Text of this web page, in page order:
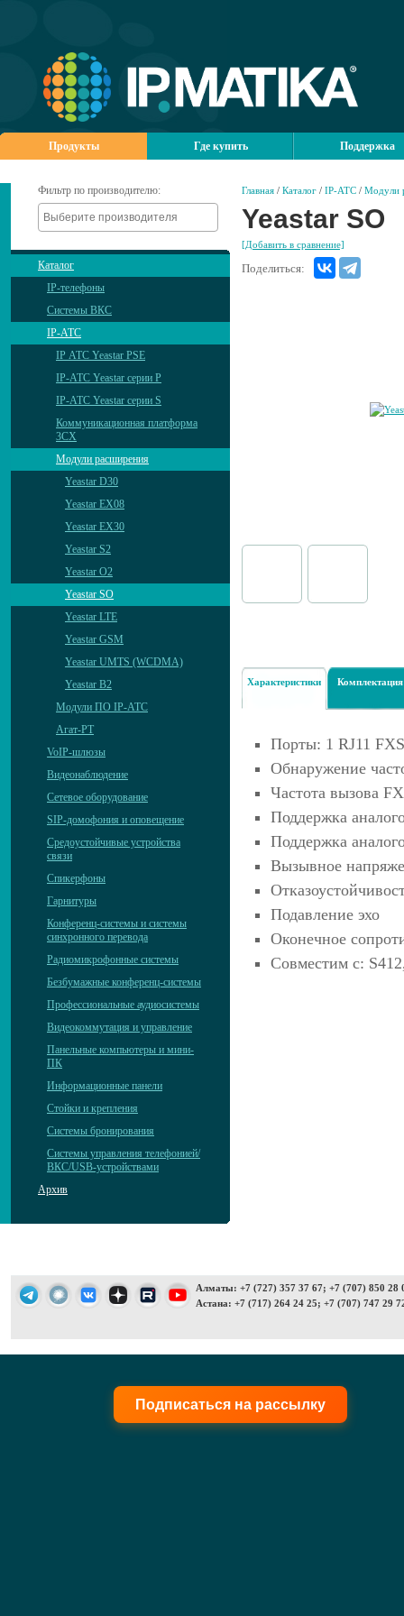
Продукты Где купить Поддержка
Фильтр по производителю:
Каталог
IP-телефоны
Системы ВКС
IP-АТС
IP АТС Yeastar PSE
IP-АТС Yeastar серии P
IP-АТС Yeastar серии S
Коммуникационная платформа
3CX
Модули расширения
Yeastar D30
Yeastar EX08
Yeastar EX30
Yeastar S2
Yeastar O2
Yeastar SO
Yeastar LTE
Yeastar GSM
Yeastar UMTS (WCDMA)
Yeastar B2
Модули ПО IP-АТС
Агат-РТ
VoIP-шлюзы
Видеонаблюдение
Сетевое оборудование
SIP-домофония и оповещение
Средоустойчивые устройства
связи
Спикерфоны
Гарнитуры
Конференц-системы и системы
синхронного перевода
Радиомикрофонные системы
Безбумажные конференц-системы
Профессиональные аудиосистемы
Видеокоммутация и управление
Панельные компьютеры и мини-
ПК
Информационные панели
Стойки и крепления
Системы бронирования
Системы управления телефонией/
ВКС/USB-устройствами
Архив
Главная / Каталог / IP-АТС / Модули
Yeastar SO
[Добавить в сравнение]
Поделиться:
Характеристики Комплектация
Порты: 1 RJ11
Обнаружение
Частота вызова
Поддержка
Поддержка
Вызывное
Подавление эхо
Оконечное
Совместим с:
Алматы: +7 (727) 357 37 67; +7 (707) 850 28
Астана: +7 (717) 264 24 25; +7 (707) 747 29
Подписаться на рассылку